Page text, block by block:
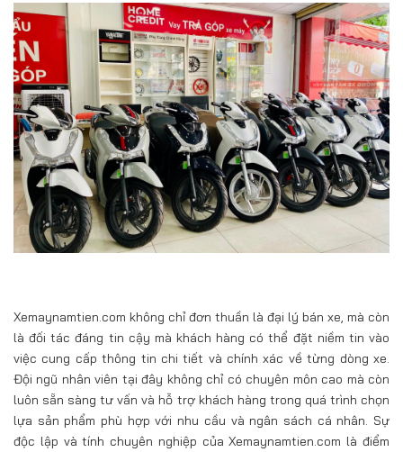
Xemaynamtien.com không chỉ đơn thuần là đại lý bán xe, mà còn
là đối tác đáng tin cậy mà khách hàng có thể đặt niềm tin vào
việc cung cấp thông tin chi tiết và chính xác về từng dòng xe.
Đội ngũ nhân viên tại đây không chỉ có chuyên môn cao mà còn
luôn sẵn sàng tư vấn và hỗ trợ khách hàng trong quá trình chọn
lựa sản phẩm phù hợp với nhu cầu và ngân sách cá nhân. Sự
độc lập và tính chuyên nghiệp của Xemaynamtien.com là điểm